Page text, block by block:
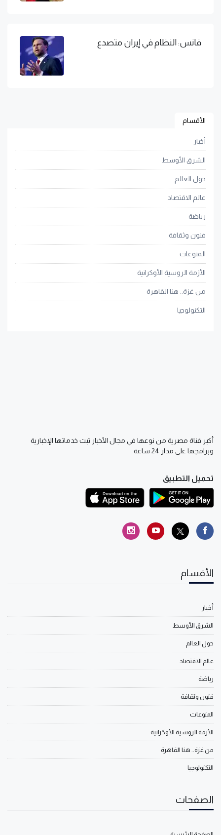
فانس: النظام في إيران متصدع
الأقسام
أخبار
الشرق الأوسط
حول العالم
عالم الاقتصاد
رياضة
فنون وثقافة
المنوعات
الأزمة الروسية الأوكرانية
من غزة.. هنا القاهرة
التكنولوجيا
أكبر قناة مصرية من نوعها في مجال الأخبار تبث خدماتها الإخبارية
وبرامجها على مدار 24 ساعة
تحميل التطبيق
الأقسام
أخبار
الشرق الأوسط
حول العالم
عالم الاقتصاد
رياضة
فنون وثقافة
المنوعات
الأزمة الروسية الأوكرانية
من غزة.. هنا القاهرة
التكنولوجيا
الصفحات